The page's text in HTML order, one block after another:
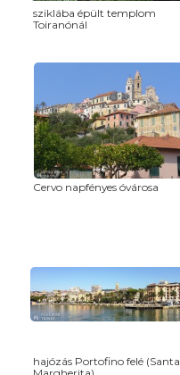
sziklába épült templom
Toiranónál
Cervo napfényes óvárosa
hajózás Portofino felé (Santa